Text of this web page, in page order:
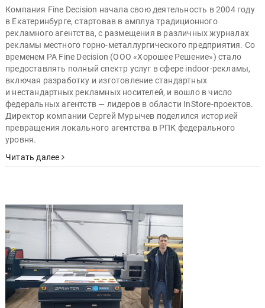
Компания Fine Decision начала свою деятельность в 2004 году
в Екатеринбурге, стартовав в амплуа традиционного
рекламного агентства, с размещения в различных журналах
рекламы местного горно-металлургического предприятия. Со
временем РА Fine Decision (ООО «Хорошее Решение») стало
предоставлять полный спектр услуг в сфере indoor-рекламы,
включая разработку и изготовление стандартных
и нестандартных рекламных носителей, и вошло в число
федеральных агентств — лидеров в области InStore-проектов.
Директор компании Сергей Мурычев поделился историей
превращения локального агентства в РПК федерального
уровня.
Читать далее